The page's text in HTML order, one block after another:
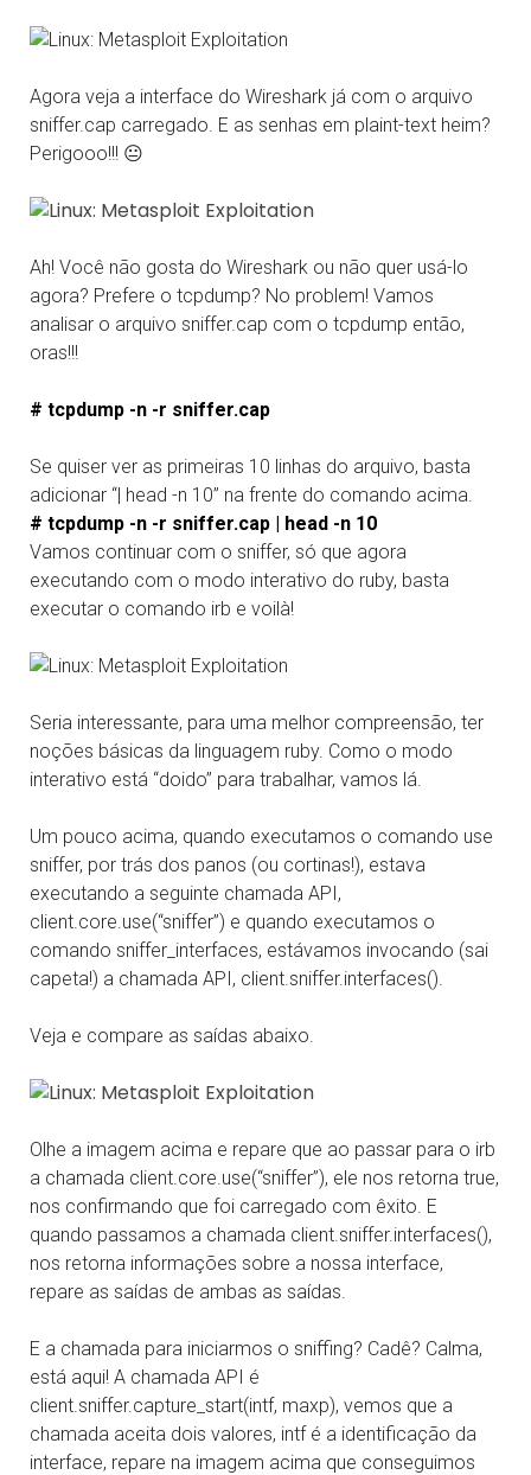
Agora veja a interface do Wireshark já com o arquivo
sniffer.cap carregado. E as senhas em plaint-text heim?
Perigooo!!! 😐
Ah! Você não gosta do Wireshark ou não quer usá-lo
agora? Prefere o tcpdump? No problem! Vamos
analisar o arquivo sniffer.cap com o tcpdump então,
oras!!!
# tcpdump -n -r sniffer.cap
Se quiser ver as primeiras 10 linhas do arquivo, basta
adicionar “| head -n 10” na frente do comando acima.
# tcpdump -n -r sniffer.cap | head -n 10
Vamos continuar com o sniffer, só que agora
executando com o modo interativo do ruby, basta
executar o comando irb e voilà!
Seria interessante, para uma melhor compreensão, ter
noções básicas da linguagem ruby. Como o modo
interativo está “doido” para trabalhar, vamos lá.
Um pouco acima, quando executamos o comando use
sniffer, por trás dos panos (ou cortinas!), estava
executando a seguinte chamada API,
client.core.use(“sniffer”) e quando executamos o
comando sniffer_interfaces, estávamos invocando (sai
capeta!) a chamada API, client.sniffer.interfaces().
Veja e compare as saídas abaixo.
Olhe a imagem acima e repare que ao passar para o irb
a chamada client.core.use(“sniffer”), ele nos retorna true,
nos confirmando que foi carregado com êxito. E
quando passamos a chamada client.sniffer.interfaces(),
nos retorna informações sobre a nossa interface,
repare as saídas de ambas as saídas.
E a chamada para iniciarmos o sniffing? Cadê? Calma,
está aqui! A chamada API é
client.sniffer.capture_start(intf, maxp), vemos que a
chamada aceita dois valores, intf é a identificação da
interface, repare na imagem acima que conseguimos